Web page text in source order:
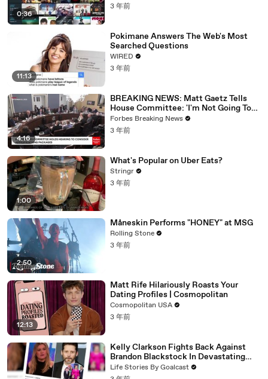
0:36
3 年前
11:13
Pokimane Answers The Web's Most
Searched Questions
WIRED
3 年前
4:16
BREAKING NEWS: Matt Gaetz Tells
House Committee: 'I'm Not Going To
Vote For A Continuing Resolution'
Forbes Breaking News
3 年前
1:00
What's Popular on Uber Eats?
Stringr
3 年前
2:50
Måneskin Performs "HONEY" at MSG
Rolling Stone
3 年前
12:13
Matt Rife Hilariously Roasts Your
Dating Profiles | Cosmopolitan
Cosmopolitan USA
3 年前
Kelly Clarkson Fights Back Against
Brandon Blackstock In Devastating
Divorce Battle
Life Stories By Goalcast